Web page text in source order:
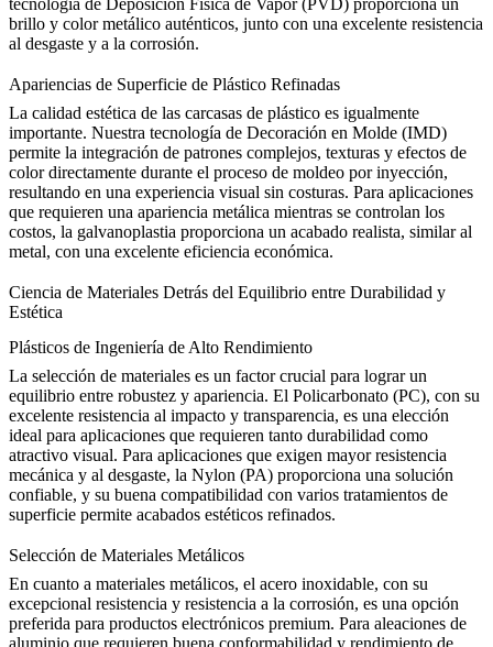
brillo y color metálico auténticos, junto con una excelente resistencia
al desgaste y a la corrosión.
Apariencias de Superficie de Plástico Refinadas
La calidad estética de las carcasas de plástico es igualmente
importante. Nuestra tecnología de Decoración en Molde (IMD)
permite la integración de patrones complejos, texturas y efectos de
color directamente durante el proceso de moldeo por inyección,
resultando en una experiencia visual sin costuras. Para aplicaciones
que requieren una apariencia metálica mientras se controlan los
costos, la galvanoplastia proporciona un acabado realista, similar al
metal, con una excelente eficiencia económica.
Ciencia de Materiales Detrás del Equilibrio entre Durabilidad y
Estética
Plásticos de Ingeniería de Alto Rendimiento
La selección de materiales es un factor crucial para lograr un
equilibrio entre robustez y apariencia. El Policarbonato (PC), con su
excelente resistencia al impacto y transparencia, es una elección
ideal para aplicaciones que requieren tanto durabilidad como
atractivo visual. Para aplicaciones que exigen mayor resistencia
mecánica y al desgaste, la Nylon (PA) proporciona una solución
confiable, y su buena compatibilidad con varios tratamientos de
superficie permite acabados estéticos refinados.
Selección de Materiales Metálicos
En cuanto a materiales metálicos, el acero inoxidable, con su
excepcional resistencia y resistencia a la corrosión, es una opción
preferida para productos electrónicos premium. Para aleaciones de